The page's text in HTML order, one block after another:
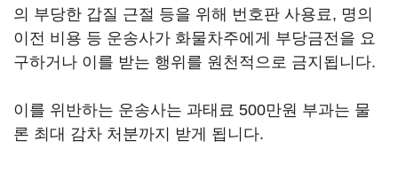
의 부당한 갑질 근절 등을 위해 번호판 사용료, 명의
이전 비용 등 운송사가 화물차주에게 부당금전을 요
구하거나 이를 받는 행위를 원천적으로 금지됩니다.
이를 위반하는 운송사는 과태료 500만원 부과는 물
론 최대 감차 처분까지 받게 됩니다.